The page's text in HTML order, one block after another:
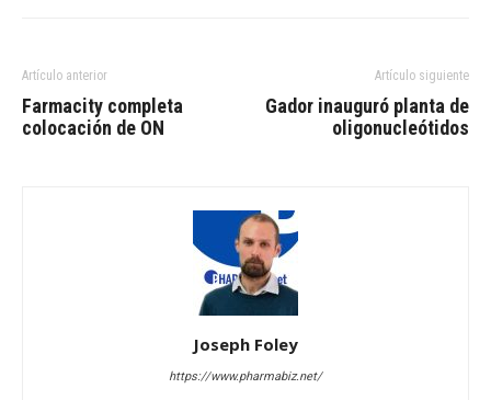
Artículo anterior
Farmacity completa
colocación de ON
Artículo siguiente
Gador inauguró planta de
oligonucleótidos
Joseph Foley
https://www.pharmabiz.net/